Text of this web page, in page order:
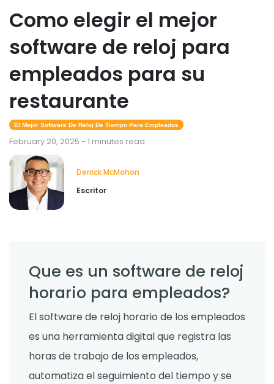
Como elegir el mejor
software de reloj para
empleados para su
restaurante
El Mejor Software De Reloj De Tiempo Para Empleados
February 20, 2025 - 1 minutes read
Derrick McMahon
Escritor
Que es un software de reloj
horario para empleados?
El software de reloj horario de los empleados
es una herramienta digital que registra las
horas de trabajo de los empleados,
automatiza el seguimiento del tiempo y se